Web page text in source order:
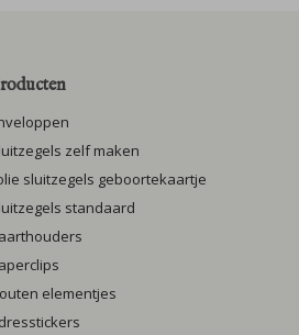
zelf maken
sluitzegels geboortekaartje
standaard
elementjes